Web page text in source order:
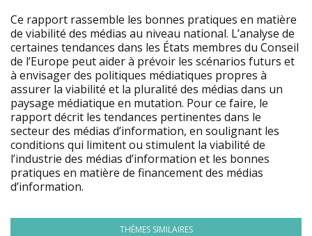
Ce rapport rassemble les bonnes pratiques en matière
de viabilité des médias au niveau national. L’analyse de
certaines tendances dans les États membres du Conseil
de l’Europe peut aider à prévoir les scénarios futurs et
à envisager des politiques médiatiques propres à
assurer la viabilité et la pluralité des médias dans un
paysage médiatique en mutation. Pour ce faire, le
rapport décrit les tendances pertinentes dans le
secteur des médias d’information, en soulignant les
conditions qui limitent ou stimulent la viabilité de
l’industrie des médias d’information et les bonnes
pratiques en matière de financement des médias
d’information.
THÈMES SIMILAIRES